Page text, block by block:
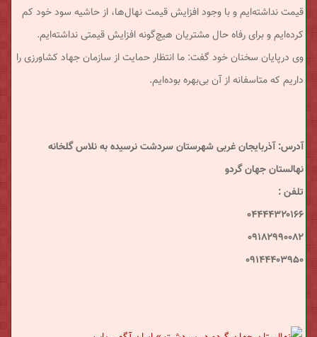
قیمت نداشته‌ایم و با وجود افزایش قیمت نهال‌ها، از حاشیه سود خود کم
کرده‌ایم و برای رفاه حال مشتریان هیچ‌گونه افزایش قیمتی نداشته‌ایم.
وی درپایان سخنان خود گفت: ما انتظار حمایت از سازمان جهاد کشاورزی را
داریم که متاسفانه از آن بی‌‌بهره بوده‌ایم.
آدرس: آذربایجان غربی شهرستان سردشت نرسیده به نلاس گلخانه
نهالستان جهان گردو
تلفن :
۰۴۴۴۴۳۲۰۱۶۶
۰۹۱۸۲۹۹۰۰۸۲
۰۹۱۴۴۴۰۳۹۵۰